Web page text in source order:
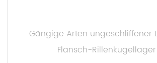
Gängige Arten ungeschliffener
Flansch-Rillenkugellager